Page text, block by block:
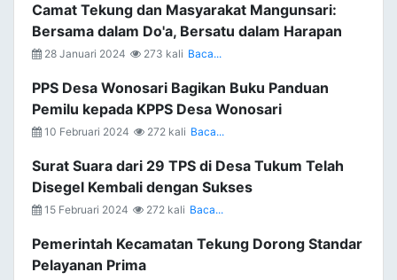
Camat Tekung dan Masyarakat Mangunsari:
Bersama dalam Do'a, Bersatu dalam Harapan
28 Januari 2024 273 kali Baca...
PPS Desa Wonosari Bagikan Buku Panduan
Pemilu kepada KPPS Desa Wonosari
10 Februari 2024 272 kali Baca...
Surat Suara dari 29 TPS di Desa Tukum Telah
Disegel Kembali dengan Sukses
15 Februari 2024 272 kali Baca...
Pemerintah Kecamatan Tekung Dorong Standar
Pelayanan Prima